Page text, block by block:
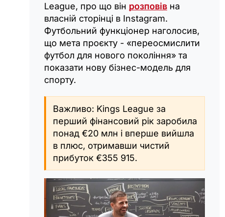
League, про що він розповів на
власній сторінці в Instagram.
Футбольний функціонер наголосив,
що мета проєкту - «переосмислити
футбол для нового покоління» та
показати нову бізнес-модель для
спорту.
Важливо: Kings League за
перший фінансовий рік заробила
понад €20 млн і вперше вийшла
в плюс, отримавши чистий
прибуток €355 915.